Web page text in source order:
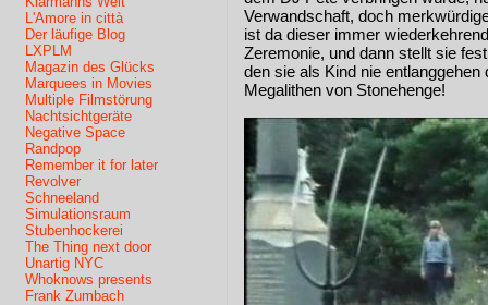
L'Amore in città
Der läufige Blog
LXPLM
Magazin des Glücks
Marquees in Movies
Multiple Filmstörung
Nachtsichtgeräte
Negative Space
Randpop
Remember it for later
Revolver
Schneeland
Simulationsraum
Stubenhockerei
The Thing next door
Unartig NYC
Whoknows presents
Frank Zumbach
Verwandschaft, doch
ist da dieser immer
Zeremonie, und dann stellt sie
den sie als Kind nie
Megalithen von Stonehenge!